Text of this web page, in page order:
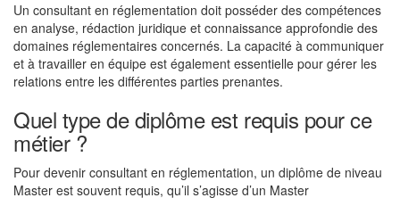
Un consultant en réglementation doit posséder des compétences
en analyse, rédaction juridique et connaissance approfondie des
domaines réglementaires concernés. La capacité à communiquer
et à travailler en équipe est également essentielle pour gérer les
relations entre les différentes parties prenantes.
Quel type de diplôme est requis pour ce
métier ?
Pour devenir consultant en réglementation, un diplôme de niveau
Master est souvent requis, qu’il s’agisse d’un Master